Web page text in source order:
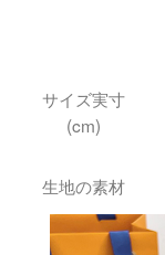
サイズ実寸
(cm)
生地の素材